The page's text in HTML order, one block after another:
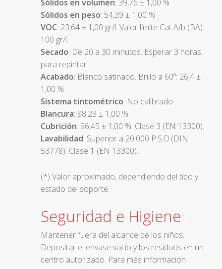
Sólidos en volumen: 39,76 ± 1,00 %
Sólidos en peso: 54,39 ± 1,00 %
VOC: 23,64 ± 1,00 gr/l. Valor límite Cat A/b (BA):
100 gr/l.
Secado: De 20 a 30 minutos. Esperar 3 horas
para repintar.
Acabado: Blanco satinado. Brillo a 60º: 26,4 ±
1,00 %
Sistema tintométrico: No calibrado
Blancura: 88,23 ± 1,00 %
Cubrición: 96,45 ± 1,00 %. Clase 3 (EN 13300).
Lavabilidad: Superior a 20.000 P.S.D.(DIN
53778). Clase 1 (EN 13300).
(*) Valor aproximado, dependiendo del tipo y
estado del soporte.
Seguridad e Higiene
Mantener fuera del alcance de los niños.
Depositar el envase vacío y los residuos en un
centro autorizado. Para más información